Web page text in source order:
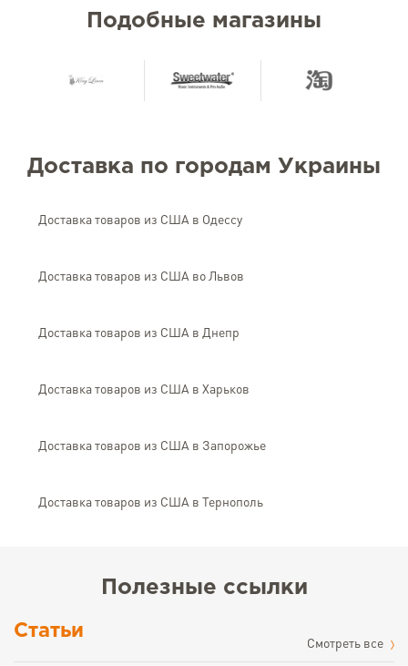
Подобные магазины
Доставка по городам Украины
Доставка товаров из США в Одессу
Доставка товаров из США во Львов
Доставка товаров из США в Днепр
Доставка товаров из США в Харьков
Доставка товаров из США в Запорожье
Доставка товаров из США в Тернополь
Полезные ссылки
Статьи
Cмотреть все